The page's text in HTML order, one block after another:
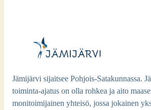
Jämijärvi sijaitsee Pohjois-Satakunnassa.
toiminta-ajatus on olla rohkea ja aito
monitoimijainen yhteisö, jossa jokainen